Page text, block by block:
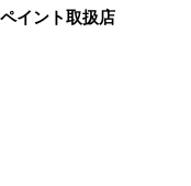
イント取扱店